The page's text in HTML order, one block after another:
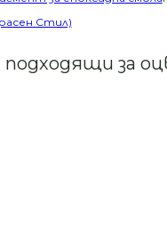
Стил)
подходящи за